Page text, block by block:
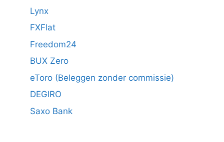
Lynx
FXFlat
Freedom24
BUX Zero
eToro (Beleggen zonder commissie)
DEGIRO
Saxo Bank